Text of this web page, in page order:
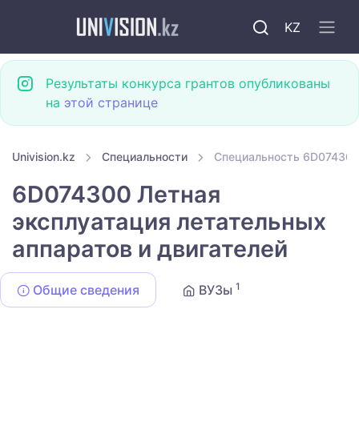
KZ
Результаты конкурса грантов опубликованы
на этой странице
Univision.kz Специальности Специальность
6D074300 Летная
эксплуатация летательных
аппаратов и двигателей
Общие сведения ВУЗы 1